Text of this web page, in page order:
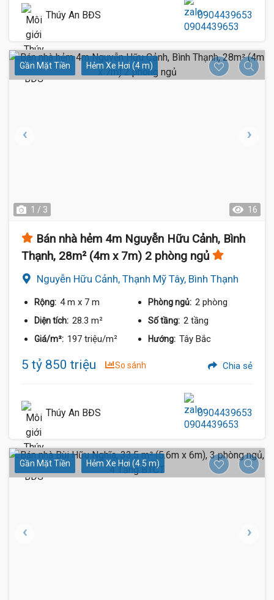
Thúy An BĐS 0904439653
Gần Mặt Tiền Hẻm Xe Hơi (4 m)
1 / 3 16
Bán nhà hẻm 4m Nguyễn Hữu Cảnh, Bình
Thạnh, 28m² (4m x 7m) 2 phòng ngủ
Nguyễn Hữu Cảnh, Thạnh Mỹ Tây, Bình Thạnh
Rộng: 4 m x 7 m Phòng ngủ: 2 phòng
Diện tích: 28.3 m² Số tầng: 2 tầng
Giá/m²: 197 triệu/m² Hướng: Tây Bắc
5 tỷ 850 triệu So sánh Chia sẻ
Thúy An BĐS 0904439653
Gần Mặt Tiền Hẻm Xe Hơi (4.5 m)